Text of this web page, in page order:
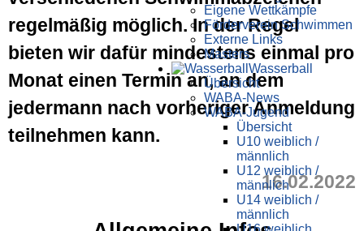
Eigene Wettkämpfe
Förderverein Schwimmen
Externe Links
Masters
Wasser­ball
Übersicht
WABA-News
WABA-Jugend
Übersicht
U10 weiblich /
männlich
U12 weiblich /
männlich
U14 weiblich /
männlich
regelmäßig möglich. In der Regel
bieten wir dafür mindestens einmal pro
Monat einen Termin an, an dem
jedermann nach vorheriger Anmeldung
teilnehmen kann.
16.02.2022